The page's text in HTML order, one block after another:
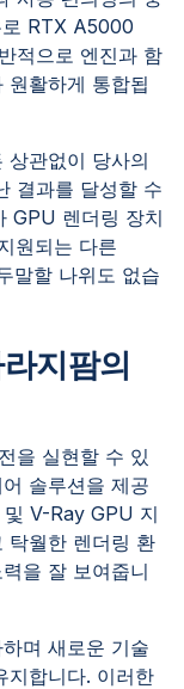
로 RTX A5000
적으로 엔진과 함
원활하게 통합됩
상관없이 당사의
결과를 달성할 수
GPU 렌더링 장치
원되는 다른
말할 나위도 없습
지팜의
을 실현할 수 있
솔루션을 제공
V-Ray GPU 지
탁월한 렌더링 환
을 잘 보여줍니
며 새로운 기술
지합니다. 이러한